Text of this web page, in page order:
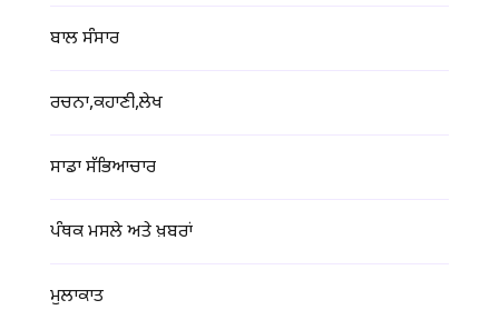
ਬਾਲ ਸੰਸਾਰ
ਰਚਨਾ,ਕਹਾਣੀ,ਲੇਖ
ਸਾਡਾ ਸੱਭਿਆਚਾਰ
ਪੰਥਕ ਮਸਲੇ ਅਤੇ ਖ਼ਬਰਾਂ
ਮੁਲਾਕਾਤ